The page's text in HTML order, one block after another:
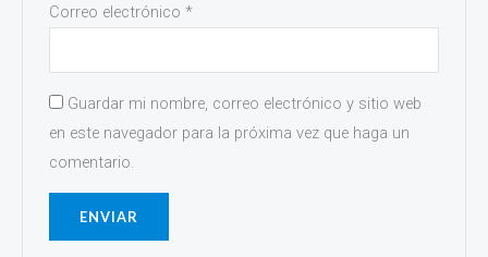
Correo electrónico*
Guardar mi nombre, correo electrónico y sitio web
en este navegador para la próxima vez que haga un
comentario.